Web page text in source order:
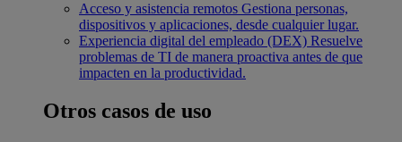
Acceso y asistencia remotos Gestiona personas,
dispositivos y aplicaciones, desde cualquier lugar.
Experiencia digital del empleado (DEX) Resuelve
problemas de TI de manera proactiva antes de que
impacten en la productividad.
Otros casos de uso